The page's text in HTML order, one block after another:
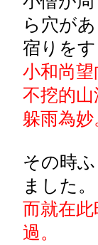
ら穴が
宿りを
小和尚
不挖的
躲雨為妙
その時
ました。
而就在
過。